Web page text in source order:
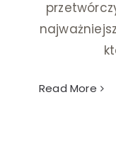
Read More